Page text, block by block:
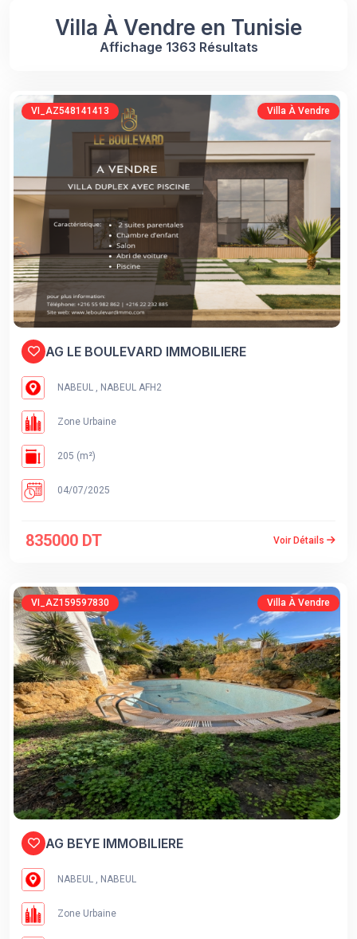
Villa À Vendre en Tunisie
Affichage 1363 Résultats
VI_AZ548141413 Villa À Vendre
AG LE BOULEVARD IMMOBILIERE
NABEUL , NABEUL AFH2
Zone Urbaine
205 (m²)
04/07/2025
835000 DT Voir Détails
VI_AZ159597830 Villa À Vendre
AG BEYE IMMOBILIERE
NABEUL , NABEUL
Zone Urbaine